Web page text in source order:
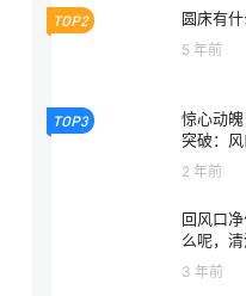
TOP2 圆床有什
5 年前
TOP3
惊心动
突破：
2 年前
回风口
么呢，
3 年前